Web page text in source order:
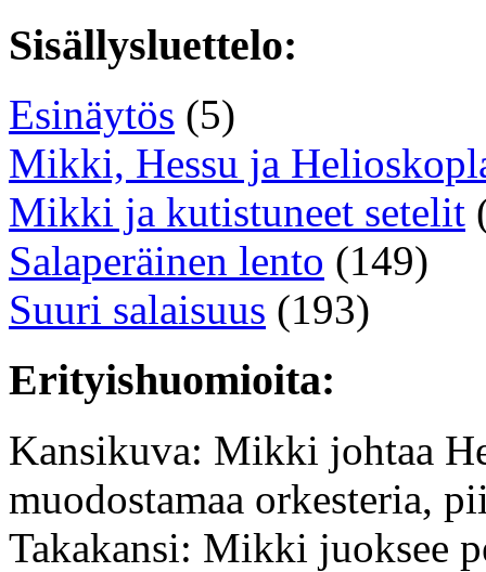
Sisällysluettelo:
Esinäytös (5)
Mikki, Hessu ja
Mikki ja kutistuneet setelit
Salaperäinen lento (149)
Suuri salaisuus (193)
Erityishuomioita:
Kansikuva: Mikki johtaa
muodostamaa orkesteria,
Takakansi: Mikki juoksee